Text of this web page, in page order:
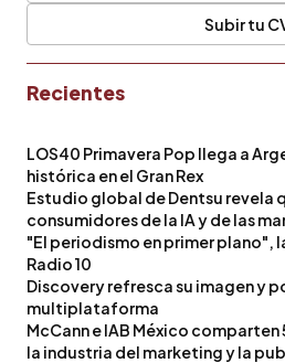
Subir tu
Recientes
LOS40 Primavera Pop llega a
histórica en el Gran Rex
Estudio global de Dentsu revela
consumidores de la IA y de las
"El periodismo en primer plano",
Radio 10
Discovery refresca su imagen y
multiplataforma
McCann e IAB México
la industria del marketing y la